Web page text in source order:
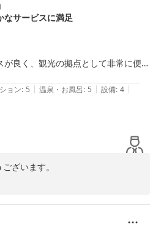
なサービスに満足
良く、観光の拠点として非常に便利
ど開催されていた桜まつりを満喫で
キュー」へも歩いて行くことがで
す。
が24時間利用できるのがありがた
ず、貸切状態でリラックスできまし
た。
ョン: 5 | 温泉・お風呂: 5 | 設備: 4 |
ざいます。
いただいたこと、とても嬉しく思
が高い。と最高のお褒めの言葉を